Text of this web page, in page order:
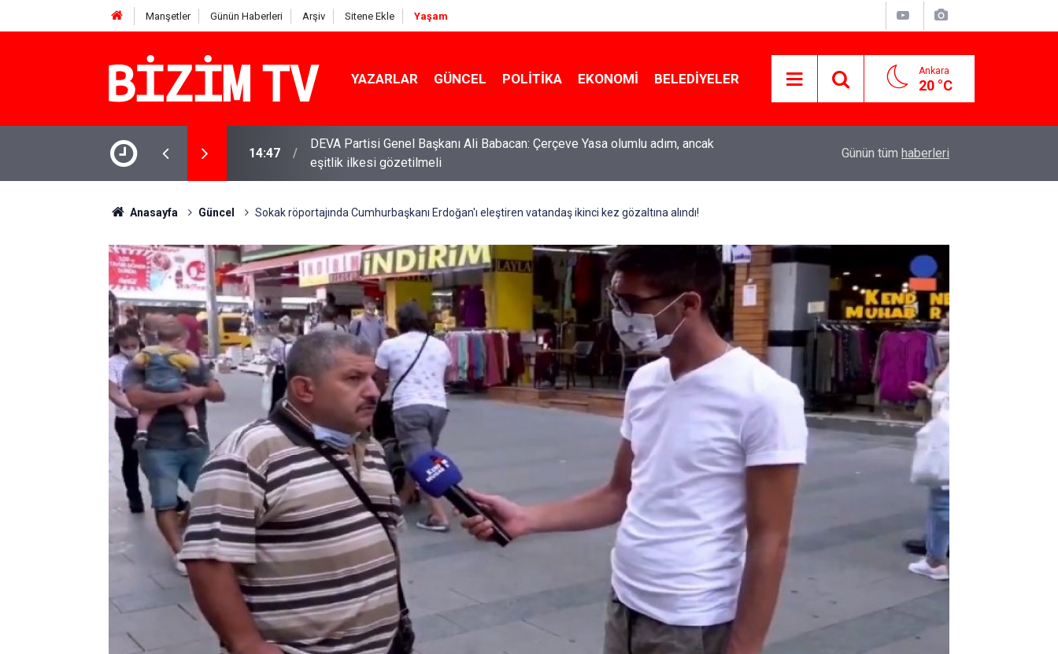
Manşetler Günün Haberleri Arşiv Sitene Ekle Yaşam
YAZARLAR GÜNCEL POLITIKA EKONOMI BELEDIYELER Ankara
20 °C
Çerçeve Yasa olumlu adım, ancak
11:51
YENİ Parti Genel Başkanı Özgür Özel: “Şehit ailelerinin, gazilerin yanına
varamayacağımız, gözüne bakamayacağımız işlerin içinde olmayız”
operasyon geliyor!
Günün tüm haberleri
Anasayfa Güncel Sokak röportajında Cumhurbaşkanı Erdoğan'ı eleştiren vatandaş ikinci kez gözaltına alındı!